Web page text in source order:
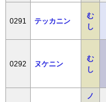
0291 テッカニン
む
し
0292 ヌケニン
む
し
ノ